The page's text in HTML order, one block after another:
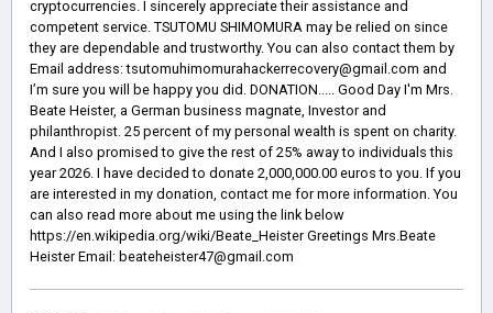
cryptocurrencies. I sincerely appreciate their assistance and
competent service. TSUTOMU SHIMOMURA may be relied on since
they are dependable and trustworthy. You can also contact them by
Email address: tsutomuhimomurahackerrecovery@gmail.com and
I’m sure you will be happy you did. DONATION..... Good Day I'm Mrs.
Beate Heister, a German business magnate, Investor and
philanthropist. 25 percent of my personal wealth is spent on charity.
And I also promised to give the rest of 25% away to individuals this
year 2026. I have decided to donate 2,000,000.00 euros to you. If you
are interested in my donation, contact me for more information. You
can also read more about me using the link below
https://en.wikipedia.org/wiki/Beate_Heister Greetings Mrs.Beate
Heister Email: beateheister47@gmail.com